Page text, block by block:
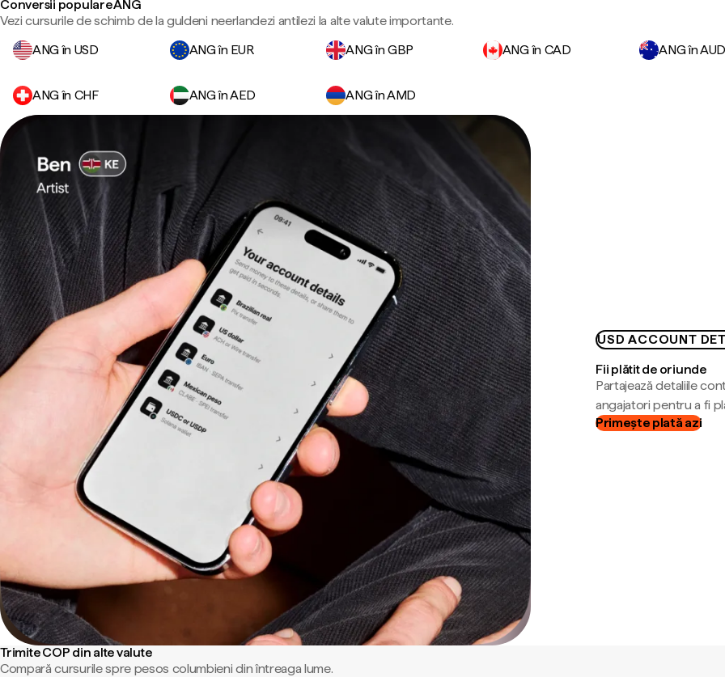
Conversii populare ANG
Vezi cursurile de schimb de la guldeni neerlandezi antilezi la alte valute importante.
ANG în USD
ANG în EUR ANG în GBP ANG în CAD ANG în
ANG în CHF ANG în AED ANG în AMD
USD ACCOUNT
Fii plătit de oriunde
Partajează detaliile
angajatori pentru a fi
Primește plată azi
Trimite COP din alte valute
Compară cursurile spre pesos columbieni din întreaga lume.